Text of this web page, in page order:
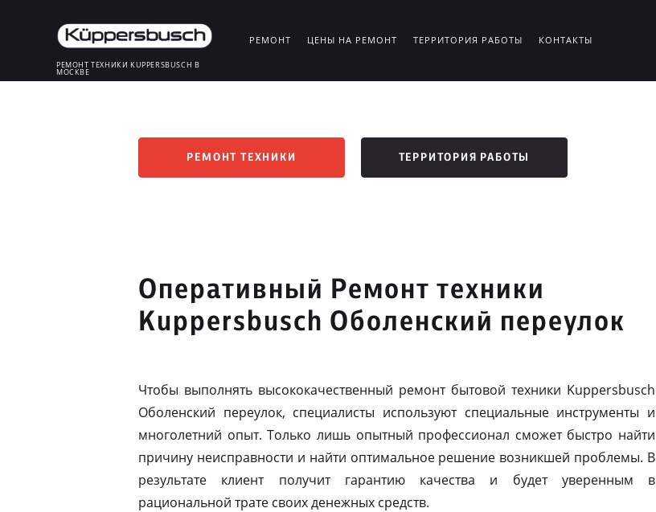
РЕМОНТ ТЕХНИКИ KUPPERSBUSCH В
МОСКВЕ
РЕМОНТ ЦЕНЫ НА РЕМОНТ ТЕРРИТОРИЯ РАБОТЫ КОНТАКТЫ
РЕМОНТ ТЕХНИКИ ТЕРРИТОРИЯ РАБОТЫ
Оперативный Ремонт техники
Kuppersbusch Оболенский переулок
Чтобы выполнять высококачественный ремонт бытовой техники Kuppersbusch
Оболенский переулок, специалисты используют специальные инструменты и
многолетний опыт. Только лишь опытный профессионал сможет быстро найти
причину неисправности и найти оптимальное решение возникшей проблемы. В
результате клиент получит гарантию качества и будет уверенным в
рациональной трате своих денежных средств.